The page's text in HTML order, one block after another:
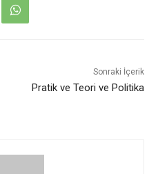
Sonraki İçerik
Pratik ve Teori ve Politika